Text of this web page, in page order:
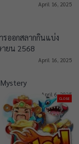
April 16, 2025
รออกสลากกินแบ่ง
ยน 2568
April 16, 2025
April 6, 2025
CLOSE